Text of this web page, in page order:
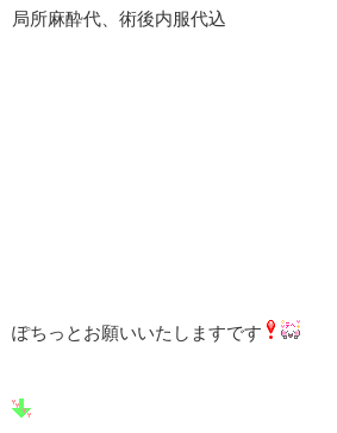
局所麻酔代、術後内服代込
ぽちっとお願いいたしますです